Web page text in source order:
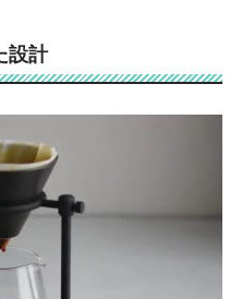
設計